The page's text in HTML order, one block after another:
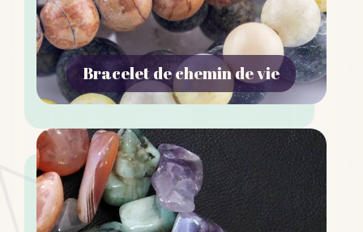
Bracelet de chemin de vie